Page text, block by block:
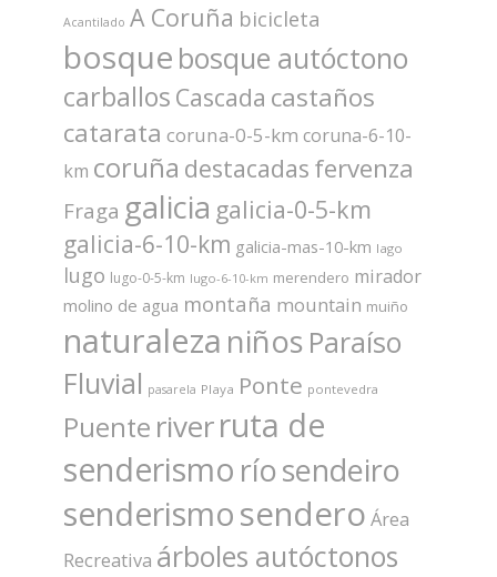
Acantilado A Coruña bicicleta
bosque bosque autóctono
carballos Cascada castaños
catarata coruna-0-5-km coruna-6-10-
km coruña destacadas fervenza
Fraga galicia galicia-0-5-km
galicia-6-10-km galicia-mas-10-km lago
lugo lugo-0-5-km lugo-6-10-km merendero mirador
molino de agua montaña mountain muiño
naturaleza niños Paraíso
Fluvial pasarela Playa Ponte pontevedra
Puente riverruta de
senderismo ríosendeiro
senderismosendero Área
Recreativa árboles autóctonos